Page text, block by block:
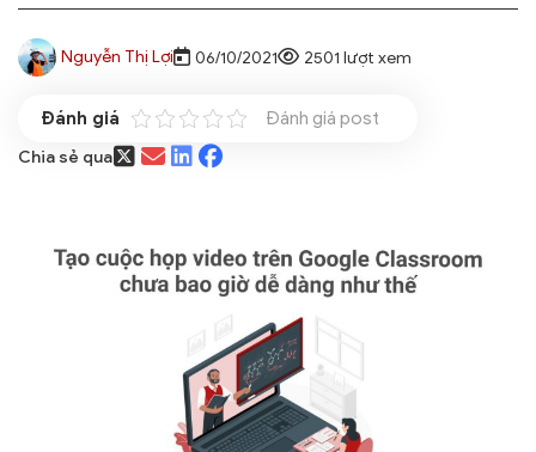
Nguyễn Thị Lợi 06/10/2021 2501 lượt xem
Đánh giá post
Chia sẻ qua